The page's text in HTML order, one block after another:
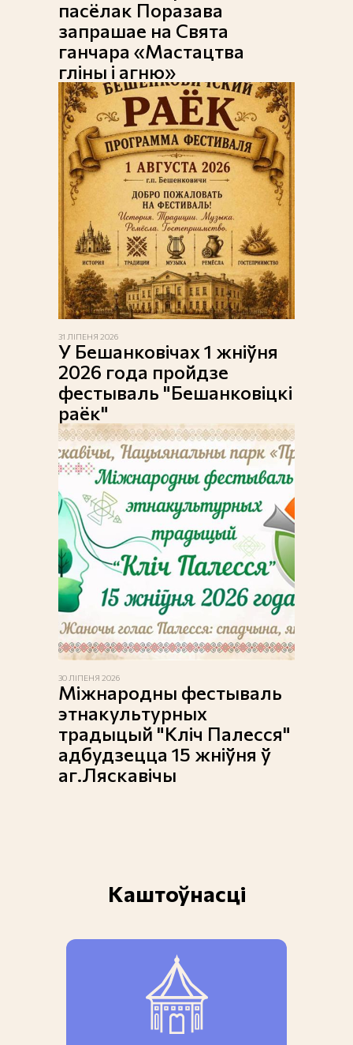
пасёлак Поразава
запрашае на Свята
ганчара «Мастацтва
гліны і агню»
31 ЛІПЕНЯ 2026
У Бешанковічах 1 жніўня
2026 года пройдзе
фестываль "Бешанковіцкі
раёк"
30 ЛІПЕНЯ 2026
Міжнародны фестываль
этнакультурных
традыцый "Кліч Палесся"
адбудзецца 15 жніўня ў
аг.Ляскавічы
Каштоўнасці